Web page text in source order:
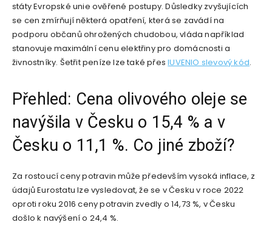
státy Evropské unie ověřené postupy. Důsledky zvyšujících
se cen zmírňují některá opatření, která se zavádí na
podporu občanů ohrožených chudobou, vláda například
stanovuje maximální cenu elektřiny pro domácnosti a
živnostníky. Šetřit peníze lze také přesIUVENIO slevový kód.
Přehled: Cena olivového oleje se
navýšila v Česku o 15,4 % a v
Česku o 11,1 %. Co jiné zboží?
Za rostoucí ceny potravin může především vysoká inflace, z
údajů Eurostatu lze vysledovat, že se v Česku v roce 2022
oproti roku 2016 ceny potravin zvedly o 14,73 %, v Česku
došlo k navýšení o 24,4 %.